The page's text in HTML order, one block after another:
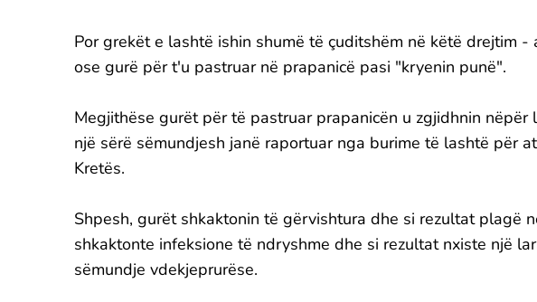
Por grekët e lashtë ishin shumë të çuditshëm në këtë drejtim
ose gurë për t'u pastruar në prapanicë pasi "kryenin punë".
Megjithëse gurët për të pastruar prapanicën u zgjidhnin nëpër
një sërë sëmundjesh janë raportuar nga burime të lashtë për
Kretës.
Shpesh, gurët shkaktonin të gërvishtura dhe si rezultat plagë
shkaktonte infeksione të ndryshme dhe si rezultat nxiste një
sëmundje vdekjeprurëse.